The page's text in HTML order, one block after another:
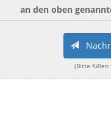
an den oben
(Bitte füllen